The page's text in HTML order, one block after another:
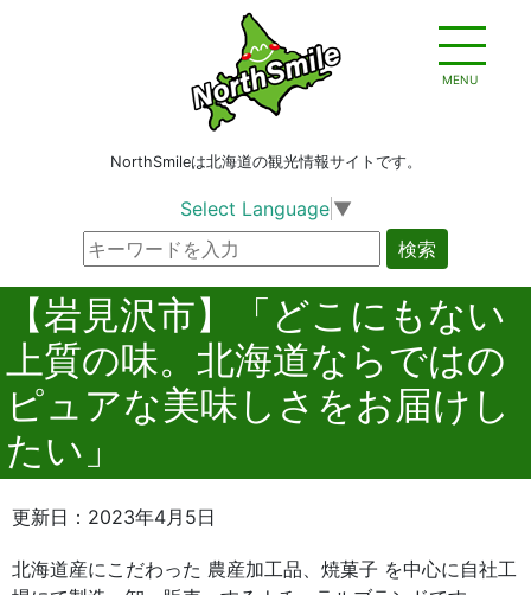
MENU
NorthSmileは北海道の観光情報サイトです。
Select Language ▼
検索
【岩見沢市】「どこにもない
上質の味。北海道ならではの
ピュアな美味しさをお届けし
たい」
更新日：2023年4月5日
北海道産にこだわった 農産加工品、焼菓子 を中心に自社工